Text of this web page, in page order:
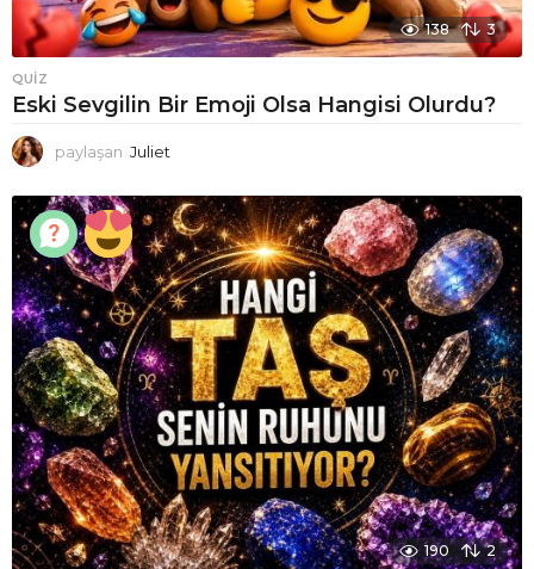
138 3
QUIZ
Eski Sevgilin Bir Emoji Olsa Hangisi Olurdu?
paylaşan Juliet
190 2